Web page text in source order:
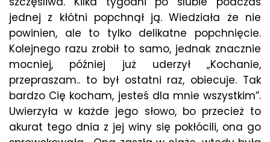
jednej z kłótni popchnął ją. Wiedziała że nie
powinien, ale to tylko delikatne popchnięcie.
Kolejnego razu zrobił to samo, jednak znacznie
mocniej, później już uderzył „Kochanie,
przepraszam.. to był ostatni raz, obiecuje. Tak
bardzo Cię kocham, jesteś dla mnie wszystkim”.
Uwierzyła w każde jego słowo, bo przecież to
akurat tego dnia z jej winy się pokłócili, ona go